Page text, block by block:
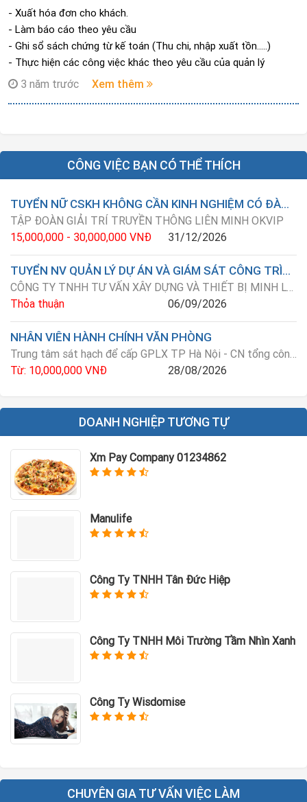
- Xuất hóa đơn cho khách.
- Làm báo cáo theo yêu cầu
- Ghi sổ sách chứng từ kế toán (Thu chi, nhập xuất tồn…..)
- Thực hiện các công việc khác theo yêu cầu của quản lý
3 năm trước Xem thêm
CÔNG VIỆC BẠN CÓ THỂ THÍCH
TUYỂN NỮ CSKH KHÔNG CẦN KINH NGHIỆM CÓ ĐÀO TẠO ( LÀM ONLINE TẠI NHÀ )
TẬP ĐOÀN GIẢI TRÍ TRUYỀN THÔNG LIÊN MINH OKVIP
15,000,000 - 30,000,000 VNĐ
31/12/2026
TUYỂN NV QUẢN LÝ DỰ ÁN VÀ GIÁM SÁT CÔNG TRÌNH
CÔNG TY TNHH TƯ VẤN XÂY DỰNG VÀ THIẾT BỊ MINH LONG
Thỏa thuận
06/09/2026
NHÂN VIÊN HÀNH CHÍNH VĂN PHÒNG
Trung tâm sát hạch để cấp GPLX TP Hà Nội - CN tổng công ty vận tải Hà Nội
Từ: 10,000,000 VNĐ
28/08/2026
DOANH NGHIỆP TƯƠNG TỰ
Xm Pay Company 01234862
Manulife
Công Ty TNHH Tân Đức Hiệp
Công Ty TNHH Môi Trường Tầm Nhìn Xanh
Công Ty Wisdomise
CHUYÊN GIA TƯ VẤN VIỆC LÀM